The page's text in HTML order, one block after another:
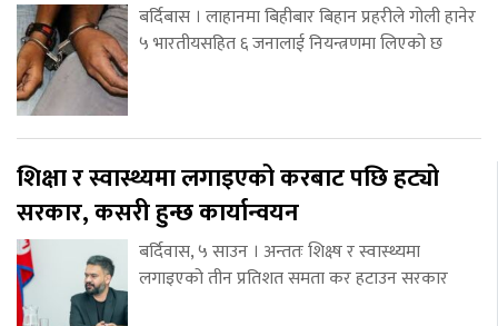
बर्दिबास । लाहानमा बिहीबार बिहान प्रहरीले गोली हानेर
५ भारतीयसहित ६ जनालाई नियन्त्रणमा लिएको छ
शिक्षा र स्वास्थ्यमा लगाइएको करबाट पछि हट्यो
सरकार, कसरी हुन्छ कार्यान्वयन
बर्दिवास, ५ साउन । अन्ततः शिक्ष्ष र स्वास्थ्यमा
लगाइएको तीन प्रतिशत समता कर हटाउन सरकार